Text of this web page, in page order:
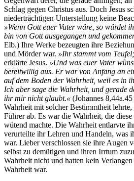
Schlag gegen Christus aus. Doch Jesus
niederträchtigen Unterstellung keine
»Wenn Gott euer Vater wäre, so würdet
bin von Gott ausgegangen und
Elb.) Ihre Werke bezeugten ihre
und Mörder war. »Ihr stammt vom
erklärte Jesus. »Und was euer Vater
bereitwillig aus. Er war von Anfang an
auf dem Boden der Wahrheit, weil es in
Ich aber sage die Wahrheit, und gerade
ihr mir nicht glaubt.« (Johannes
Wahrheit mit solcher Bestimmtheit
Führer ab. Es war die Wahrheit, die
wütend machte. Die Wahrheit entlarvte
verurteilte ihr Lehren und Handeln, was
war. Lieber verschlossen sie ihre Augen
selbst zu demütigen und ihren Irrtum
Wahrheit nicht und hatten kein
Wahrheit war.